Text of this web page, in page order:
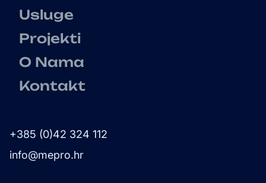
Usluge
Projekti
O Nama
Kontakt
+385 (0)42 324 112
info@mepro.hr